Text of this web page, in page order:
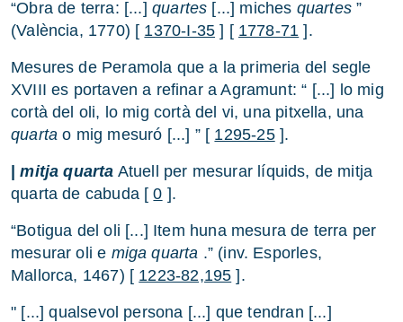
“Obra de terra: [...] quartes [...] miches quartes ”
(València, 1770) [ 1370-I-35 ] [ 1778-71 ].
Mesures de Peramola que a la primeria del segle
XVIII es portaven a refinar a Agramunt: “ [...] lo mig
cortà del oli, lo mig cortà del vi, una pitxella, una
quarta o mig mesuró [...] ” [ 1295-25].
|mitja quarta Atuell per mesurar líquids, de mitja
quarta de cabuda [0 ].
“Botigua del oli [...] Item huna mesura de terra per
mesurar oli e miga quarta .” (inv. Esporles,
Mallorca, 1467) [ 1223-82,195 ].
" [...] qualsevol persona [...] que tendran [...]